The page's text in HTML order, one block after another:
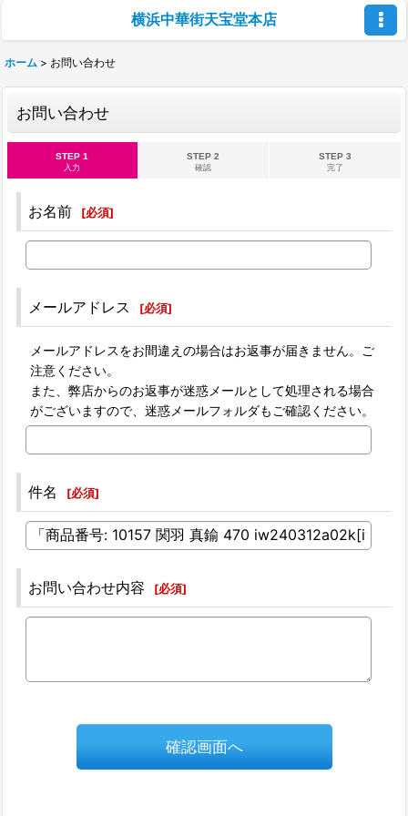
横浜中華街天宝堂本店
ホーム > お問い合わせ
お問い合わせ
STEP 1
入力
STEP 2
確認
STEP 3
完了
お名前 [必須]
メールアドレス [必須]
メールアドレスをお間違えの場合はお返事が届きません。ご
注意ください。
また、弊店からのお返事が迷惑メールとして処理される場合
がございますので、迷惑メールフォルダもご確認ください。
件名 [必須]
お問い合わせ内容 [必須]
確認画面へ